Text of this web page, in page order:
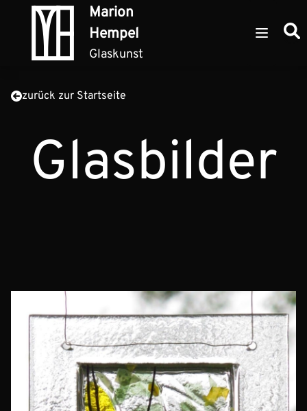
Zum Inhalt springenMarion
Hempel
Glaskunst
Open
zurück zur Startseite
Glasbilder